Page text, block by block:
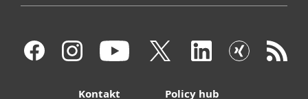
Kontakt Policy hub